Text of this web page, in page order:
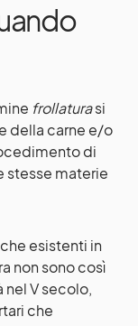
frollaturasi
della carne e/o
di
stesse materie
esistenti in
non sono così
nel V secolo,
che